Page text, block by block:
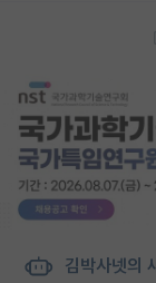
김박사넷의